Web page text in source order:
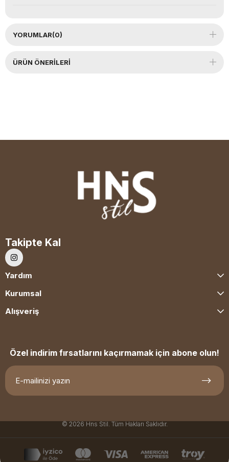
YORUMLAR(0)
ÜRÜN ÖNERILERI
Takipte Kal
Yardım
Kurumsal
Alışveriş
Özel indirim fırsatlarını kaçırmamak için abone olun!
© 2026 Hns Stil. Tüm Hakları Saklıdır.